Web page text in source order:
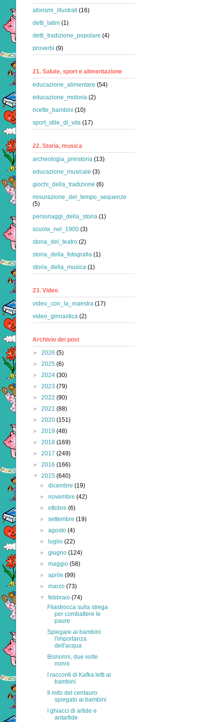
aforismi_illustrati (16)
detti_latini (1)
detti_tradizione_popolare (4)
proverbi (9)
21. Salute, sport e alimentazione
educazione_alimentare (54)
educazione_motoria (2)
ricette_bambini (10)
sport_stile_di_vita (17)
22. Storia, musica
archeologia_preistoria (13)
educazione_musicale (3)
giochi_della_tradizione (6)
misurazione_del_tempo_sequenze
(5)
personaggi_della_storia (1)
scuola_nel_1900 (3)
storia_del_teatro (2)
storia_della_fotografia (1)
storia_della_musica (1)
23. Video
video_con_la_maestra (17)
video_ginnastica (2)
Archivio dei post
► 2026 (5)
► 2025 (6)
► 2024 (30)
► 2023 (79)
► 2022 (90)
► 2021 (88)
► 2020 (151)
► 2019 (48)
► 2018 (169)
► 2017 (249)
► 2016 (166)
▼ 2015 (640)
►dicembre(19)
►novembre(42)
►ottobre(6)
►settembre(19)
►agosto(4)
►
luglio(22)
►giugno(124)
►maggio(58)
►aprile(99)
►marzo(73)
▼febbraio(74)
Filastrocca sulla strega
per combattere le
paure
Spiegare ai bambini
l'importanza
dell'acqua
Bisnonni, due volte
nonni
I racconti di Kafka letti ai
bambini
Il mito del centauro
spiegato ai bambini
I ghiacci di artide e
antartide